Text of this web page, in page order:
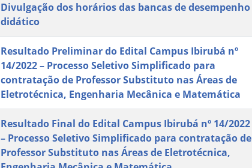
Divulgação dos horários das bancas de desempenho
didático
Resultado Preliminar do Edital Campus Ibirubá nº
14/2022 – Processo Seletivo Simplificado para
contratação de Professor Substituto nas Áreas de
Eletrotécnica, Engenharia Mecânica e Matemática
Resultado Final do Edital Campus Ibirubá nº 14/2022
– Processo Seletivo Simplificado para contratação de
Professor Substituto nas Áreas de Eletrotécnica,